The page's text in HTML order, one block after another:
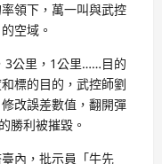
領下，萬一叫與武控
空域。
3公里，1公里……目的
標的目的，武控師劉
改誤差數值，翻開彈
勝利被摧毀。
內，批示員「牛先